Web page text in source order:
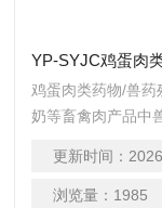
YP-SYJC鸡蛋肉
鸡蛋肉类药物/兽
奶等畜禽肉产品中
测。
更新时间：
浏览量： 1985